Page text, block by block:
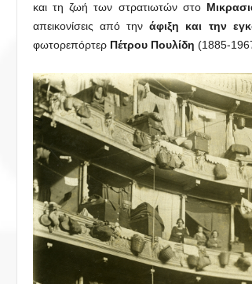
και τη ζωή των στρατιωτών στο
απεικονίσεις από τηνάφιξη και την
φωτορεπόρτερ Πέτρου Πουλίδη (1885-